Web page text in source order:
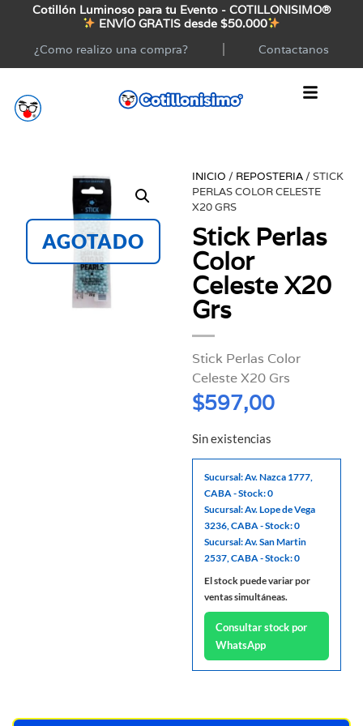
Cotillón Luminoso para tu Evento - COTILLONISIMO®
ENVÍO GRATIS desde $50.000
¿Como realizo una compra?
Contactanos
AGOTADO
INICIO / REPOSTERIA / STICK
PERLAS COLOR CELESTE
X20 GRS
Stick Perlas
Color
Celeste X20
Grs
Stick Perlas Color
Celeste X20 Grs
$597,00
Sin existencias
Sucursal: Av. Nazca 1777,
CABA - Stock: 0
Sucursal: Av. Lope de Vega
3236, CABA - Stock: 0
Sucursal: Av. San Martin
2537, CABA - Stock: 0
El stock puede variar por
ventas simultáneas.
Consultar stock por
WhatsApp